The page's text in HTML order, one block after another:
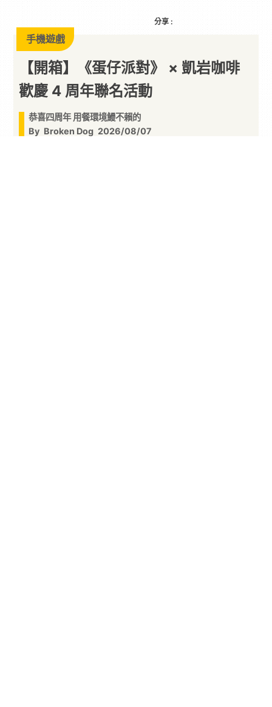
分享 :
手機遊戲
【開箱】《蛋仔派對》 × 凱岩咖啡
歡慶 4 周年聯名活動
恭喜四周年 用餐環境鰻不賴的
By Broken Dog 2026/08/07